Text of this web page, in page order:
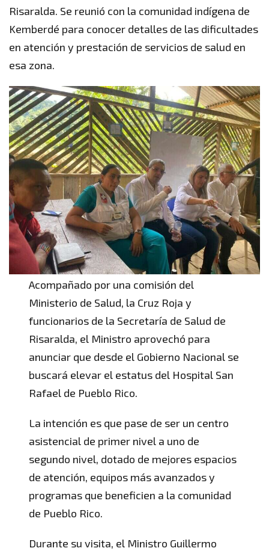
Risaralda. Se reunió con la comunidad indígena de
Kemberdé para conocer detalles de las dificultades
en atención y prestación de servicios de salud en
esa zona.
Acompañado por una comisión del
Ministerio de Salud, la Cruz Roja y
funcionarios de la Secretaría de Salud de
Risaralda, el Ministro aprovechó para
anunciar que desde el Gobierno Nacional se
buscará elevar el estatus del Hospital San
Rafael de Pueblo Rico.
La intención es que pase de ser un centro
asistencial de primer nivel a uno de
segundo nivel, dotado de mejores espacios
de atención, equipos más avanzados y
programas que beneficien a la comunidad
de Pueblo Rico.
Durante su visita, el Ministro Guillermo